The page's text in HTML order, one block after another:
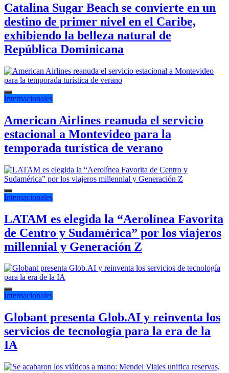
Catalina Sugar Beach se convierte en un
destino de primer nivel en el Caribe,
exhibiendo la belleza natural de
República Dominicana
Internacionales
American Airlines reanuda el servicio
estacional a Montevideo para la
temporada turística de verano
Internacionales
LATAM es elegida la “Aerolínea Favorita
de Centro y Sudamérica” por los viajeros
millennial y Generación Z
Internacionales
Globant presenta Glob.AI y reinventa los
servicios de tecnología para la era de la
IA